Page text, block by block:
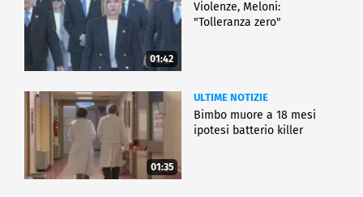
01:42
Violenze, Meloni:
"Tolleranza zero"
01:35
ULTIME NOTIZIE
Bimbo muore a 18 mesi
ipotesi batterio killer